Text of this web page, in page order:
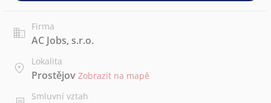
Firma
AC Jobs, s.r.o.
Lokalita
Prostějov Zobrazit na mapě
Smluvní vztah